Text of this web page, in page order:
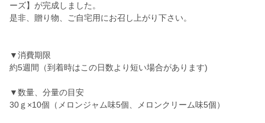
ーズ】が完成しました。
是非、贈り物、ご自宅用にお召し上がり下さい。
▼消費期限
約5週間（到着時はこの日数より短い場合があります)
▼数量、分量の目安
30ｇ×10個（メロンジャム味5個、メロンクリーム味5個）